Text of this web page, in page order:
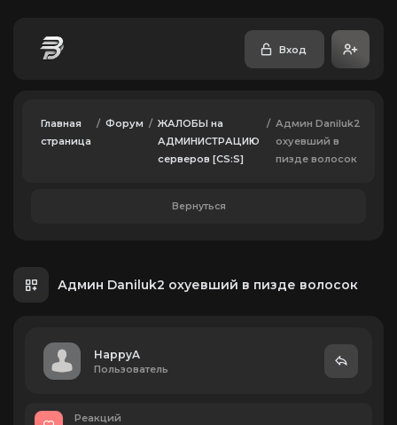
Вход
Главная
страница
/ Форум / ЖАЛОБЫ на
АДМИНИСТРАЦИЮ
серверов [CS:S]
/ Админ Daniluk2
охуевший в
пизде волосок
Вернуться
Админ Daniluk2 охуевший в пизде волосок
HappyA
Пользователь
Реакций